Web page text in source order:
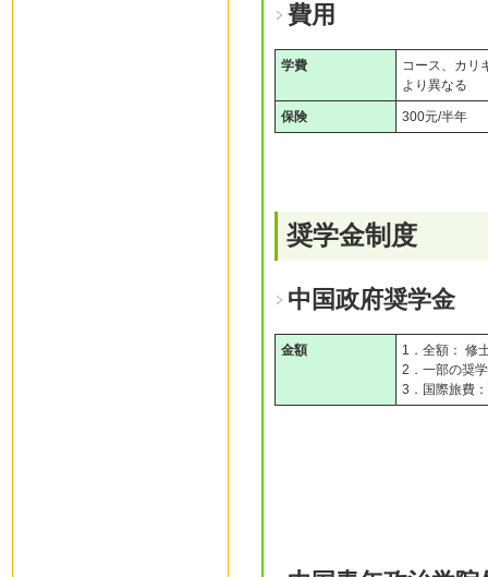
費用
学費
コース、カリ
より異なる
保険 300元/半年
奨学金制度
中国政府奨学金
金額
1．全額： 修
2．一部の奨
3．国際旅費